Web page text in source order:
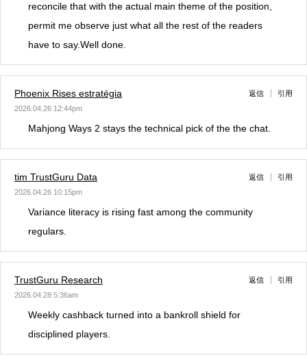
reconcile that with the actual main theme of the position,
permit me observe just what all the rest of the readers
have to say.Well done.
Phoenix Rises estratégia
2026.04.26 12:44pm
返信 引用
Mahjong Ways 2 stays the technical pick of the the chat.
tim TrustGuru Data
2026.04.26 10:15pm
返信 引用
Variance literacy is rising fast among the community
regulars.
TrustGuru Research
2026.04.28 5:36am
返信 引用
Weekly cashback turned into a bankroll shield for
disciplined players.